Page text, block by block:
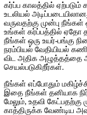
கர்ப்ப காலத்தில்
உடலியல்
வருவதற்கு முன்பு
உங்கள் கர்ப்பத்தில் ஏதோ
நீங்கள் ஒரு உயர்-பங்கு
நரம்பியல் வேதியியல்
விட அதிக அழுத்தத்தை
செயல்படுகிறீர்கள்.
நீங்கள் எப்போதும்
இதை நீங்கள் தனியாக
மேலும், உதவி
காத்திருக்க வேண்டிய